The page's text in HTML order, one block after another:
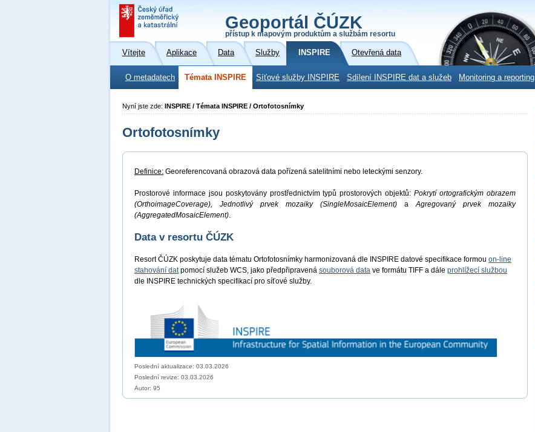
Geoportál ČÚZK
přístup k mapovým produktům a službám resortu
Vítejte Aplikace Data Služby INSPIRE Otevřená data
O metadatech Témata INSPIRE Síťové služby INSPIRE Sdílení INSPIRE dat a služeb Monitoring a reporting
Nyní jste zde: INSPIRE / Témata INSPIRE / Ortofotosnímky
Ortofotosnímky
Definice: Georeferencovaná obrazová data pořízená satelitními nebo leteckými senzory.
Prostorové informace jsou poskytovány prostřednictvím typů prostorových objektů:Pokrytí ortografickým obrazem
(OrthoimageCoverage), Jednotlivý prvek mozaiky (SingleMosaicElement) aAgregovaný prvek mozaiky
(AggregatedMosaicElement).
Data v resortu ČÚZK
Resort ČÚZK poskytuje data tématu Ortofotosnímky harmonizovaná dle INSPIRE datové specifikace formou on-line
stahování datpomocí služeb WCS, jako předpřipravená souborová data ve formátu TIFF a dále prohlížecí službou
dle INSPIRE technických specifikací pro síťové služby.
Poslední aktualizace: 03.03.2026
Poslední revize: 03.03.2026
Autor: 95